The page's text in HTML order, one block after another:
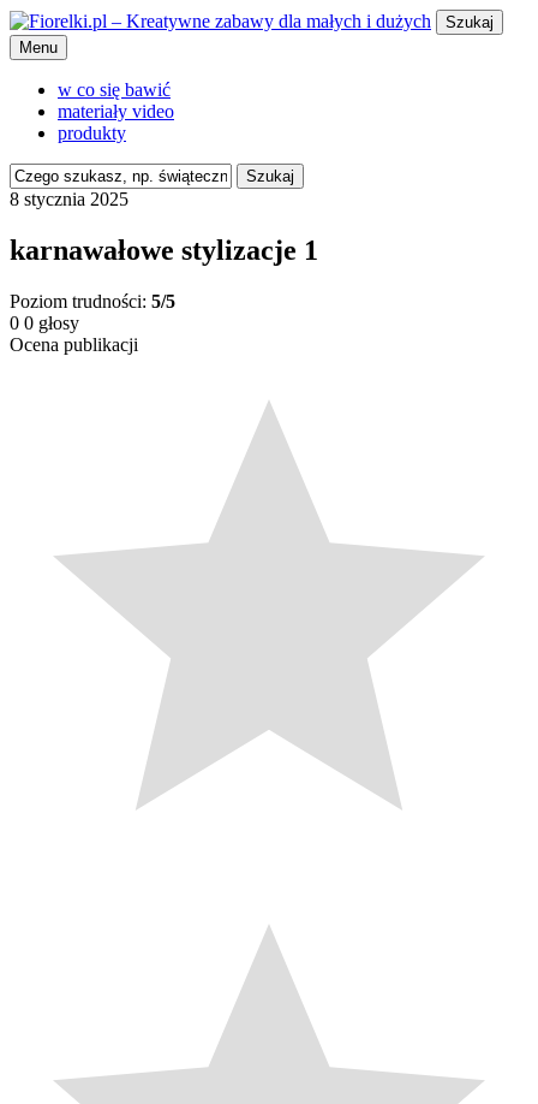
Szukaj
Menu
w co się bawić
materiały video
produkty
Szukaj
8 stycznia 2025
karnawałowe stylizacje 1
Poziom trudności: 5/5
0 0 głosy
Ocena publikacji